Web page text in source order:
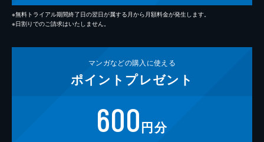
※無料トライアル期間終了日の翌日が属する月から月額料金が発生します。
※日割りでのご請求はいたしません。
マンガなどの購入に使える
ポイント プレゼント
600円分